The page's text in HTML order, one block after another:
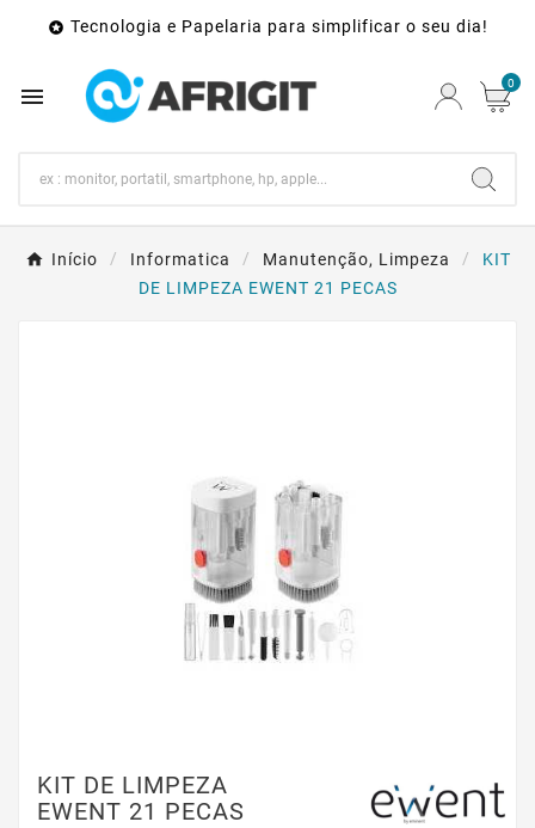
 Tecnologia e Papelaria para simplificar o seu dia!
 0
Início Informatica Manutenção, Limpeza
KIT
DE LIMPEZA EWENT 21 PECAS
KIT DE LIMPEZA
EWENT 21 PECAS